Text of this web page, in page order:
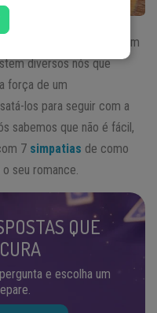
vez na vida colocado em
diversos nós que
força de um
los para seguir com a
sabemos que não é fácil,
7 simpatias de como
seu romance.
QUE
e escolha um